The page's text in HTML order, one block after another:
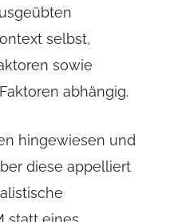
selbst,
sowie
abhängig.
hingewiesen und
diese appelliert